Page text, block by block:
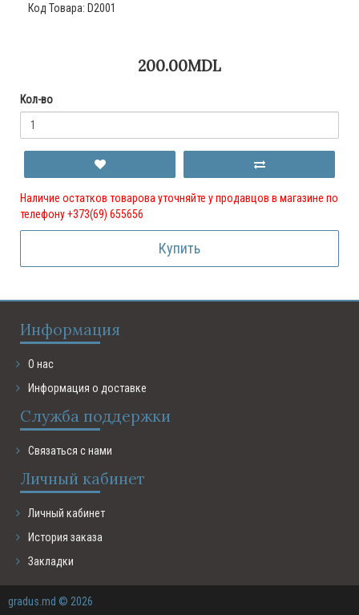
Код Товара: D2001
200.00MDL
Кол-во
Наличие остатков товарова уточняйте у продавцов в магазине по
телефону +373(69) 655656
Купить
Информация
О нас
Информация о доставке
Служба поддержки
Связаться с нами
Личный кабинет
Личный кабинет
История заказа
Закладки
gradus.md © 2026